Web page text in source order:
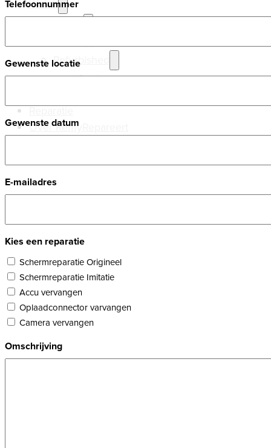
Watch
Refurbished
Apple
Reparatie
Over RemyRepareert
Telefoonnummer
Gewenste locatie
Gewenste datum
E-mailadres
Kies een reparatie
Schermreparatie Origineel
Schermreparatie Imitatie
Accu vervangen
Oplaadconnector varvangen
Camera vervangen
Omschrijving